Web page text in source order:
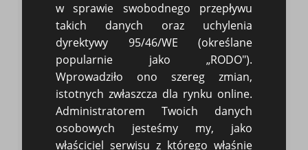
w sprawie swobodnego przepływu
takich danych oraz uchylenia
dyrektywy 95/46/WE (określane
popularnie jako „RODO").
Wprowadziło ono szereg zmian,
istotnych zwłaszcza dla rynku online.
Administratorem Twoich danych
osobowych jesteśmy my, jako
właściciel serwisu z którego właśnie
Kary umowne to częsty sposób zabezpieczenia interesów
wierzyciela. Czy za każdym razem chcąc otrzymać od dłużnika
ich zapłatę trzeba dodatkowo wezwać go w tym celu?
Odpowiedź, jak w większości przypadków, powinna brzmieć „to
zależy”. Zależy w głównej mierze od postanowień umowy i tego,
jak strony określiły zasady i termin zapłaty kar
umownych.Wymagalność świadczeń i termin zapłaty to temat
szeroko omówiony i zbadany w literaturze i orzecznictwie. Mimo
tego ostatnio powstał jednak praktyczny i istotny problem.
Mianowicie, „czy warunkiem koniecznym dla skutecznego